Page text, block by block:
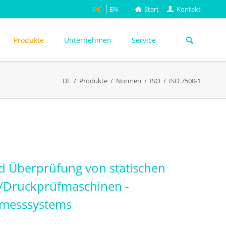
Start Kontakt
DE EN
überspringen
Produkte
ASTM
DIN EN
Unternehmen Service
DE Produkte Normen ISO ISO 7500-1
Überprüfung von statischen
Druckprüfmaschinen -